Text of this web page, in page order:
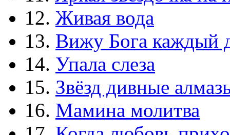
12. Живая вода
13. Вижу Бога каждый
14. Упала слеза
15. Звёзд дивные
16. Мамина молитва